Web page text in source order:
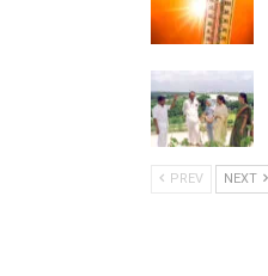
PREV NEXT